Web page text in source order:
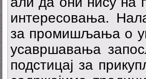
интересовања.
за промишљања о
усавршавања
подстицај за